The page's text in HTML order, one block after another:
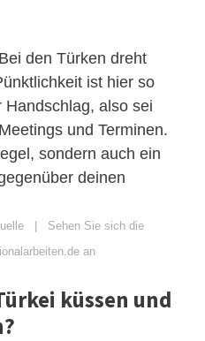
den Türken dreht
ist hier so
also sei
und Terminen.
sondern auch ein
deinen
| Sehen Sie sich die
an
küssen und